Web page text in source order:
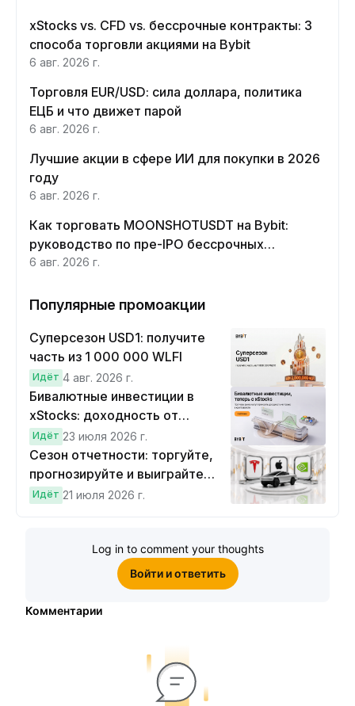
xStocks vs. CFD vs. бессрочные контракты: 3
способа торговли акциями на Bybit
6 авг. 2026 г.
Торговля EUR/USD: сила доллара, политика
ЕЦБ и что движет парой
6 авг. 2026 г.
Лучшие акции в сфере ИИ для покупки в 2026
году
6 авг. 2026 г.
Как торговать MOONSHOTUSDT на Bybit:
руководство по пре-IPO бессрочных
контрактов Moonshot AI
6 авг. 2026 г.
Популярные промоакции
Суперсезон USD1: получите
часть из 1 000 000 WLFI
Идёт 4 авг. 2026 г.
Бивалютные инвестиции в
xStocks: доходность от
прогнозов
Идёт 23 июля 2026 г.
Сезон отчетности: торгуйте,
прогнозируйте и выиграйте
Cybertruck!
Идёт 21 июля 2026 г.
Log in to comment your thoughts
Войти и ответить
Комментарии